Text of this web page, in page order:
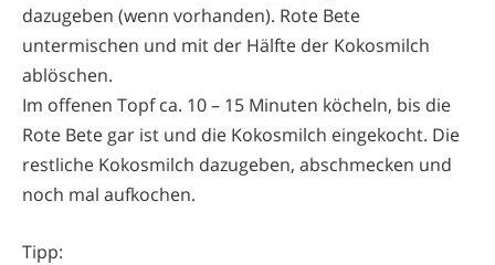
dazugeben (wenn vorhanden). Rote Bete
untermischen und mit der Hälfte der Kokosmilch
ablöschen.
Im offenen Topf ca. 10 – 15 Minuten köcheln, bis die
Rote Bete gar ist und die Kokosmilch eingekocht. Die
restliche Kokosmilch dazugeben, abschmecken und
noch mal aufkochen.
Tipp: